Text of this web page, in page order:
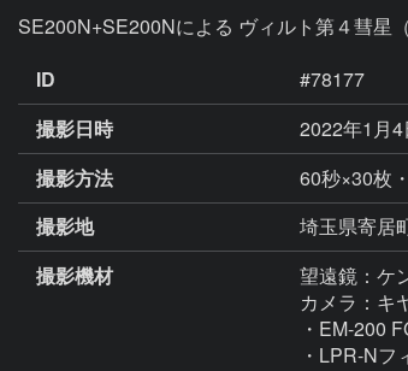
SE200N+SE200Nによる ヴィルト第４彗星
ID
#78177
撮影日時
2022年1月
撮影方法
60秒×30枚
撮影地
埼玉県寄居
撮影機材
望遠鏡：ケ
カメラ：キ
・EM-200
・LPR-Nフ